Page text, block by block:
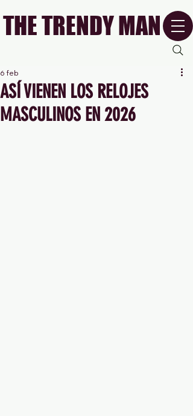
THE TRENDY MAN
ASÍ VIENEN LOS RELOJES
MASCULINOS EN 2026
6 feb